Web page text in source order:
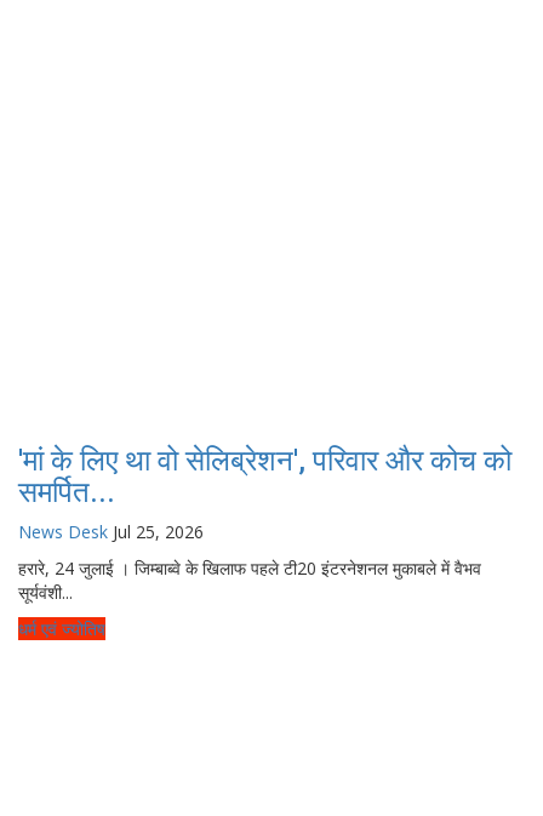
'मां के लिए था वो सेलिब्रेशन', परिवार और कोच को
समर्पित...
News Desk Jul 25, 2026
हरारे, 24 जुलाई । जिम्बाब्वे के खिलाफ पहले टी20 इंटरनेशनल मुकाबले में वैभव
सूर्यवंशी...
धर्म एवं ज्योतिष